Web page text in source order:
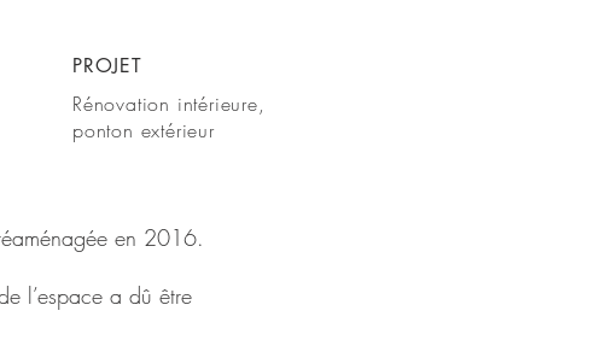
PROJET
Rénovation intérieure,
ponton extérieur
en 2016.
l’espace a dû être